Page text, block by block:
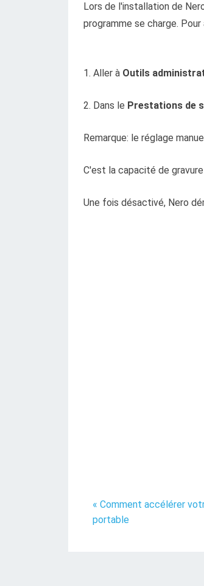
Lors de l'installation de
programme se charge.
1. Aller à Outils
2. Dans le Prestations de
Remarque: le réglage
C'est la capacité de
Une fois désactivé, Nero
« Comment accélérer
portable